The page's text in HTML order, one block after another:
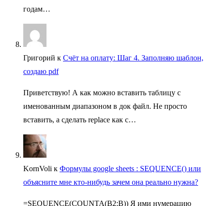
годам…
Григорий к Счёт на оплату: Шаг 4. Заполняю шаблон,
создаю pdf
Приветствую! А как можно вставить таблицу с
именованным диапазоном в док файл. Не просто
вставить, а сделать replace как с…
KornVoli к Формулы google sheets : SEQUENCE() или
объясните мне кто-нибудь зачем она реально нужна?
=SEQUENCE(COUNTA(B2:B)) Я ими нумерацию